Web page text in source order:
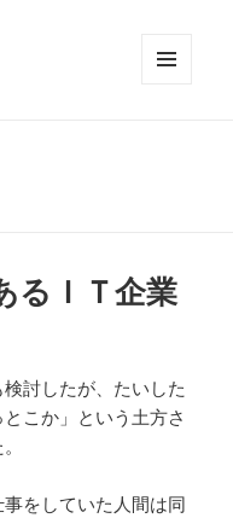
ＩＴ企業
討したが、たいした
こか」という土方さ
をしていた人間は同